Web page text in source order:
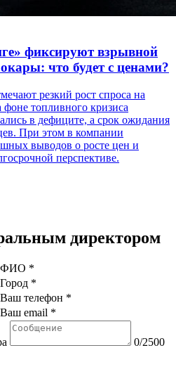
фиксируют взрывной
что будет с ценами?
резкий рост спроса на
топливного кризиса
в дефиците, а срок ожидания
При этом в компании
выводов о росте цен и
перспективе.
директором
ФИО *
Город *
Ваш телефон *
Ваш email *
0/2500